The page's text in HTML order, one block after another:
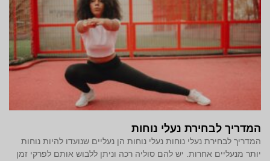
המדריך לבחירת נעלי נוחות
המדריך לבחירת נעלי נוחות נעלי נוחות הן נעליים שנועדו להיות נוחות
יותר מנעליים אחרות. יש להם סוליה רכה וניתן ללבוש אותם לפרקי זמן